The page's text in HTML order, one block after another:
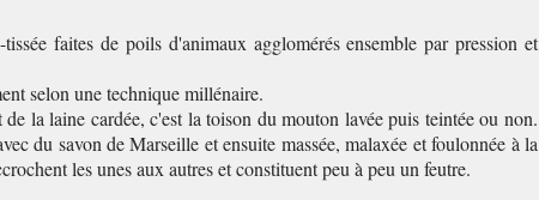
faites de poils d'animaux agglomérés ensemble par pression et
selon une technique millénaire.
la laine cardée, c'est la toison du mouton lavée puis teintée ou non.
du savon de Marseille et ensuite massée, malaxée et foulonnée à la
les unes aux autres et constituent peu à peu un feutre.